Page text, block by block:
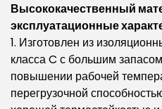
Высококачественный
эксплуатационные
1. Изготовлен из
класса C с большим
повышении рабочей
перегрузочной